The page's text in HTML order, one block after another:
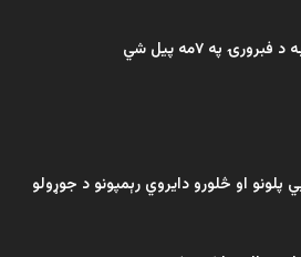
پلونو او څلورو دایروي رېمپونو د جوړولو